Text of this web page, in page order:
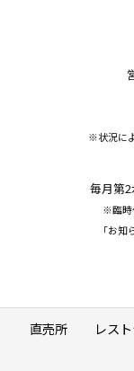
※状況に
毎月第
※臨時
「お
直売所 レス